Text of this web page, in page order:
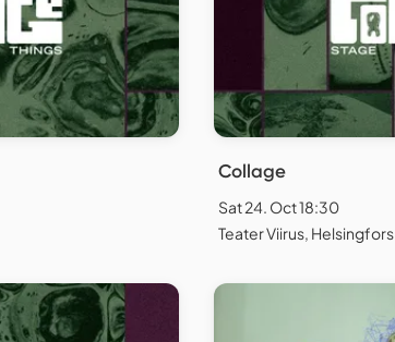
Collage
Sat 24. Oct 18:30
Teater Viirus, Helsingfors